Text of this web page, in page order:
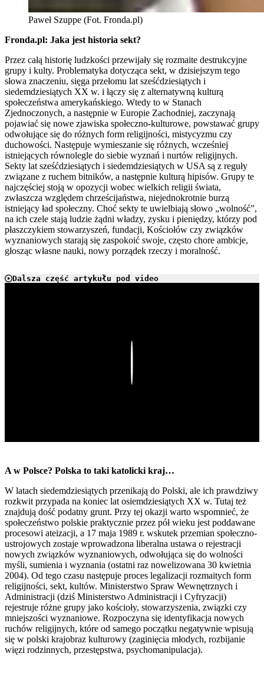
Paweł Szuppe (Fot. Fronda.pl)
Fronda.pl: Jaka jest historia sekt?
Przez całą historię ludzkości przewijały się rozmaite destrukcyjne
grupy i kulty. Problematyka dotycząca sekt, w dzisiejszym tego
słowa znaczeniu, sięga przełomu lat sześćdziesiątych i
siedemdziesiątych XX w. i łączy się z alternatywną kulturą
społeczeństwa amerykańskiego. Wtedy to w Stanach
Zjednoczonych, a następnie w Europie Zachodniej, zaczynają
pojawiać się nowe zjawiska społeczno-kulturowe, powstawać grupy
odwołujące się do różnych form religijności, mistycyzmu czy
duchowości. Następuje wymieszanie się różnych, wcześniej
istniejących równolegle do siebie wyznań i nurtów religijnych.
Sekty lat sześćdziesiątych i siedemdziesiątych w USA są z reguły
związane z ruchem bitników, a następnie kulturą hipisów. Grupy te
najczęściej stoją w opozycji wobec wielkich religii świata,
zwłaszcza względem chrześcijaństwa, niejednokrotnie burzą
istniejący ład społeczny. Choć sekty te uwielbiają słowo „wolność”,
na ich czele stają ludzie żądni władzy, zysku i pieniędzy, którzy pod
płaszczykiem stowarzyszeń, fundacji, Kościołów czy związków
wyznaniowych starają się zaspokoić swoje, często chore ambicje,
głosząc własne nauki, nowy porządek rzeczy i moralność.
Dalsza część artykułu pod video
A w Polsce? Polska to taki katolicki kraj…
W latach siedemdziesiątych przenikają do Polski, ale ich prawdziwy
rozkwit przypada na koniec lat osiemdziesiątych XX w. Tutaj też
znajdują dość podatny grunt. Przy tej okazji warto wspomnieć, że
społeczeństwo polskie praktycznie przez pół wieku jest poddawane
procesowi ateizacji, a 17 maja 1989 r. wskutek przemian społeczno-
ustrojowych zostaje wprowadzona liberalna ustawa o rejestracji
nowych związków wyznaniowych, odwołująca się do wolności
myśli, sumienia i wyznania (ostatni raz nowelizowana 30 kwietnia
2004). Od tego czasu następuje proces legalizacji rozmaitych form
religijności, sekt, kultów. Ministerstwo Spraw Wewnętrznych i
Administracji (dziś Ministerstwo Administracji i Cyfryzacji)
rejestruje różne grupy jako kościoły, stowarzyszenia, związki czy
mniejszości wyznaniowe. Rozpoczyna się identyfikacja nowych
ruchów religijnych, które od samego początku negatywnie wpisują
się w polski krajobraz kulturowy (zaginięcia młodych, rozbijanie
więzi rodzinnych, przestępstwa, psychomanipulacja).